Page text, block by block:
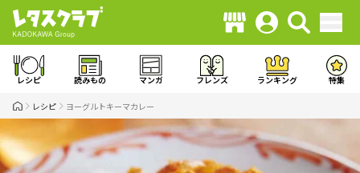
レシピ 読みもの マンガ フレンズ ランキング 特集
レシピ ヨーグルトキーマカレー